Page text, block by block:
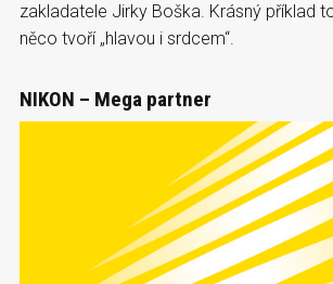
zakladatele Jirky Boška. Krásný příklad
něco tvoří „hlavou i srdcem“.
NIKON – Mega partner